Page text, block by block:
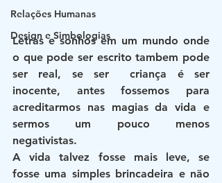
Relações Humanas
Design e Simbologias
Letras e sonhos em um mundo onde
o que pode ser escrito tambem pode
ser real, se ser  criança é ser
inocente, antes fossemos para
acreditarmos nas magias da vida e
sermos um pouco menos
negativistas.
A vida talvez fosse mais leve, se
fosse uma simples brincadeira e não